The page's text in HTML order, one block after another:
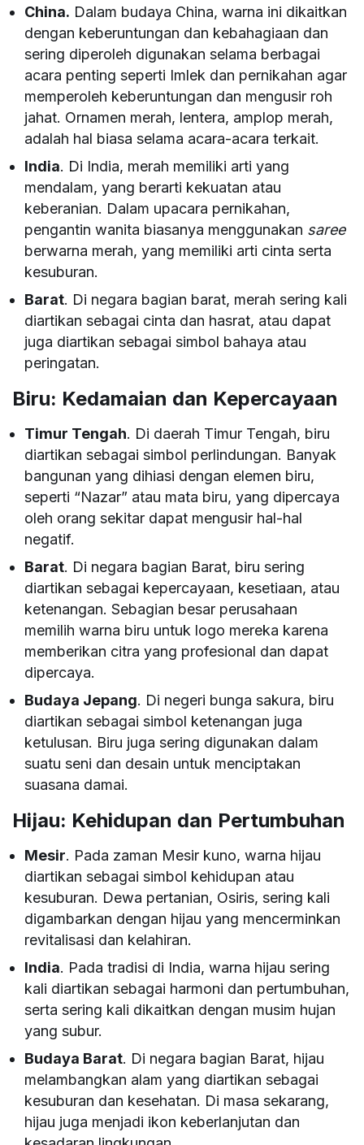
China. Dalam budaya China, warna ini dikaitkan
dengan keberuntungan dan kebahagiaan dan
sering diperoleh digunakan selama berbagai
acara penting seperti Imlek dan pernikahan agar
memperoleh keberuntungan dan mengusir roh
jahat. Ornamen merah, lentera, amplop merah,
adalah hal biasa selama acara-acara terkait.
India. Di India, merah memiliki arti yang
mendalam, yang berarti kekuatan atau
keberanian. Dalam upacara pernikahan,
pengantin wanita biasanya menggunakan saree
berwarna merah, yang memiliki arti cinta serta
kesuburan.
Barat. Di negara bagian barat, merah sering kali
diartikan sebagai cinta dan hasrat, atau dapat
juga diartikan sebagai simbol bahaya atau
peringatan.
Biru: Kedamaian dan Kepercayaan
Timur Tengah. Di daerah Timur Tengah, biru
diartikan sebagai simbol perlindungan. Banyak
bangunan yang dihiasi dengan elemen biru,
seperti “Nazar” atau mata biru, yang dipercaya
oleh orang sekitar dapat mengusir hal-hal
negatif.
Barat. Di negara bagian Barat, biru sering
diartikan sebagai kepercayaan, kesetiaan, atau
ketenangan. Sebagian besar perusahaan
memilih warna biru untuk logo mereka karena
memberikan citra yang profesional dan dapat
dipercaya.
Budaya Jepang. Di negeri bunga sakura, biru
diartikan sebagai simbol ketenangan juga
ketulusan. Biru juga sering digunakan dalam
suatu seni dan desain untuk menciptakan
suasana damai.
Hijau: Kehidupan dan Pertumbuhan
Mesir. Pada zaman Mesir kuno, warna hijau
diartikan sebagai simbol kehidupan atau
kesuburan. Dewa pertanian, Osiris, sering kali
digambarkan dengan hijau yang mencerminkan
revitalisasi dan kelahiran.
India. Pada tradisi di India, warna hijau sering
kali diartikan sebagai harmoni dan pertumbuhan,
serta sering kali dikaitkan dengan musim hujan
yang subur.
Budaya Barat. Di negara bagian Barat, hijau
melambangkan alam yang diartikan sebagai
kesuburan dan kesehatan. Di masa sekarang,
hijau juga menjadi ikon keberlanjutan dan